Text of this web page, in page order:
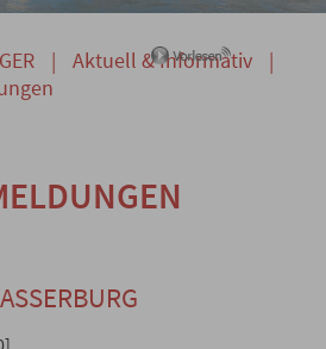
| Aktuell & Informativ
|